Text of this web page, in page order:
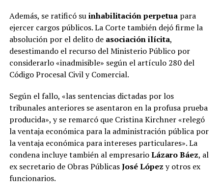
Además, se ratificó suinhabilitación perpetuapara
ejercer cargos públicos. La Corte también dejó firme la
absolución por el delito de asociación ilícita,
desestimando el recurso del Ministerio Público por
considerarlo «inadmisible» según el artículo 280 del
Código Procesal Civil y Comercial.
Según el fallo, «las sentencias dictadas por los
tribunales anteriores se asentaron en la profusa prueba
producida», y se remarcó que Cristina Kirchner «relegó
la ventaja económica para la administración pública por
la ventaja económica para intereses particulares». La
condena incluye también al empresarioLázaro Báez, al
ex secretario de Obras PúblicasJosé López y otros ex
funcionarios.